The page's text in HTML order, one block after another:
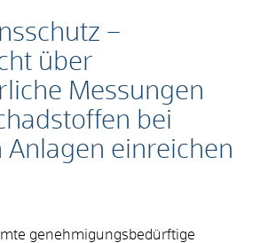
–
über
Messungen
bei
Anlagen einreichen
genehmigungsbedürftige